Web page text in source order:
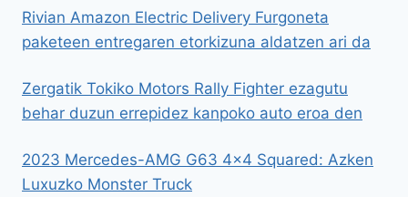
Rivian Amazon Electric Delivery Furgoneta
paketeen entregaren etorkizuna aldatzen ari da
Zergatik Tokiko Motors Rally Fighter ezagutu
behar duzun errepidez kanpoko auto eroa den
2023 Mercedes-AMG G63 4×4 Squared: Azken
Luxuzko Monster Truck